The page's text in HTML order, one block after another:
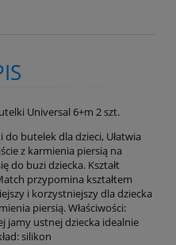
Universal 6+m 2 szt.
do butelek dla dzieci, Ułatwia
z karmienia piersią na
do buzi dziecka. Kształt
przypomina kształtem
i korzystniejszy dla dziecka
piersią. Właściwości:
jamy ustnej dziecka idealnie
silikon